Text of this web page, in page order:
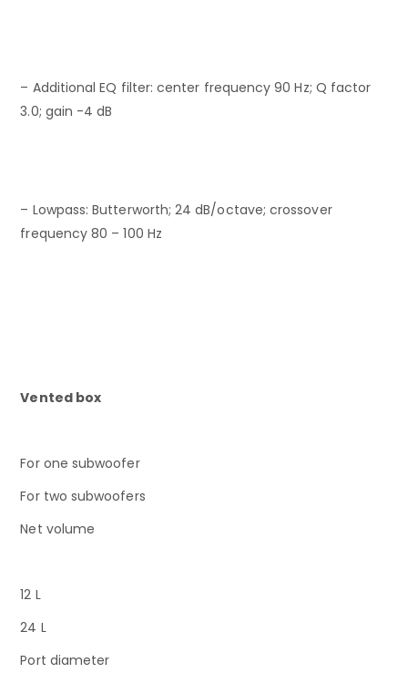
– Additional EQ filter: center frequency 90 Hz; Q factor
3.0; gain -4 dB
– Lowpass: Butterworth; 24 dB/octave; crossover
frequency 80 – 100 Hz
Vented box
For one subwoofer
For two subwoofers
Net volume
12 L
24 L
Port diameter